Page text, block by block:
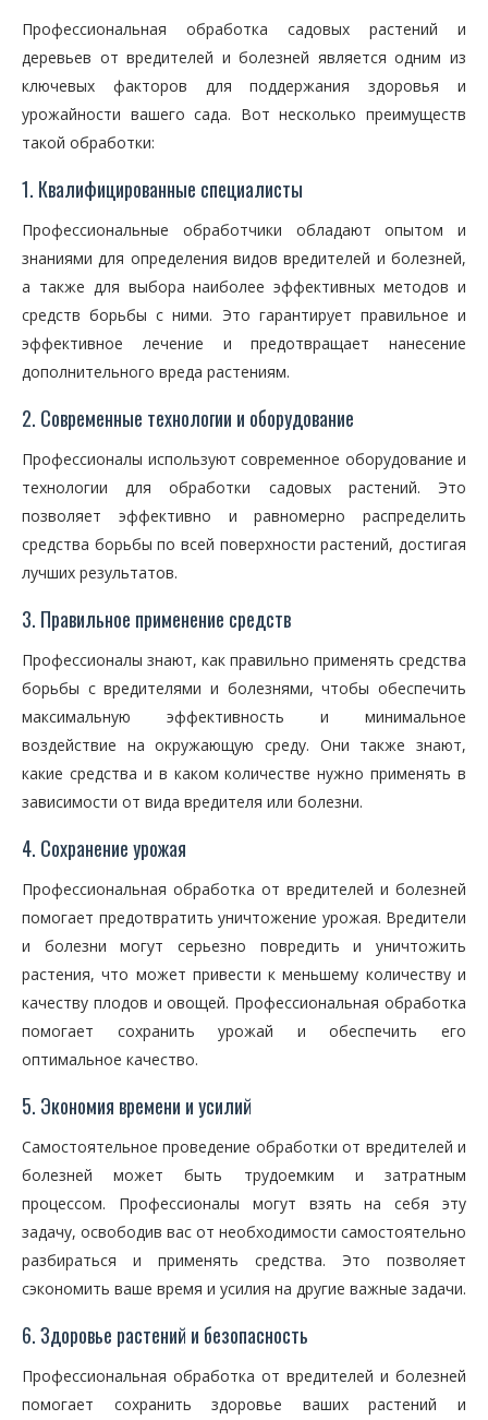
Профессиональная обработка садовых растений и
деревьев от вредителей и болезней является одним из
ключевых факторов для поддержания здоровья и
урожайности вашего сада. Вот несколько преимуществ
такой обработки:
1. Квалифицированные специалисты
Профессиональные обработчики обладают опытом и
знаниями для определения видов вредителей и болезней,
а также для выбора наиболее эффективных методов и
средств борьбы с ними. Это гарантирует правильное и
эффективное лечение и предотвращает нанесение
дополнительного вреда растениям.
2. Современные технологии и оборудование
Профессионалы используют современное оборудование и
технологии для обработки садовых растений. Это
позволяет эффективно и равномерно распределить
средства борьбы по всей поверхности растений, достигая
лучших результатов.
3. Правильное применение средств
Профессионалы знают, как правильно применять средства
борьбы с вредителями и болезнями, чтобы обеспечить
максимальную эффективность и минимальное
воздействие на окружающую среду. Они также знают,
какие средства и в каком количестве нужно применять в
зависимости от вида вредителя или болезни.
4. Сохранение урожая
Профессиональная обработка от вредителей и болезней
помогает предотвратить уничтожение урожая. Вредители
и болезни могут серьезно повредить и уничтожить
растения, что может привести к меньшему количеству и
качеству плодов и овощей. Профессиональная обработка
помогает сохранить урожай и обеспечить его
оптимальное качество.
5. Экономия времени и усилий
Самостоятельное проведение обработки от вредителей и
болезней может быть трудоемким и затратным
процессом. Профессионалы могут взять на себя эту
задачу, освободив вас от необходимости самостоятельно
разбираться и применять средства. Это позволяет
сэкономить ваше время и усилия на другие важные задачи.
6. Здоровье растений и безопасность
Профессиональная обработка от вредителей и болезней
помогает сохранить здоровье ваших растений и